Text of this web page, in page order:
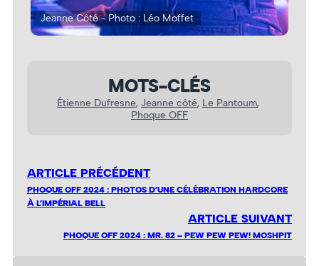
Jeanne Côté - Photo : Léo Moffet
MOTS-CLÉS
Étienne Dufresne, Jeanne côté, Le Pantoum
Phoque OFF
ARTICLE PRÉCÉDENT
PHOQUE OFF 2024 : PHOTOS D’UNE CÉLÉBRATION HARDCORE
À L’IMPÉRIAL BELL
ARTICLE SUIVANT
PHOQUE OFF 2024 : MR. 82 – PEW PEW PEW! MOSHPIT